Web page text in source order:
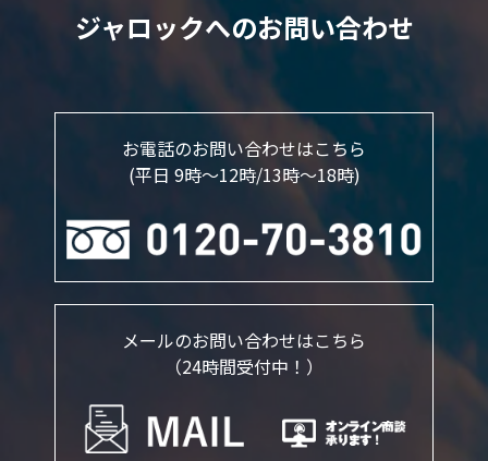
ジャロックへのお問い合わせ
お電話のお問い合わせはこちら
(平日 9時～12時/13時〜18時)
メールのお問い合わせはこちら
（24時間受付中！）